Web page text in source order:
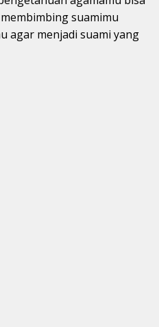
suamimu
agar menjadi suami yang